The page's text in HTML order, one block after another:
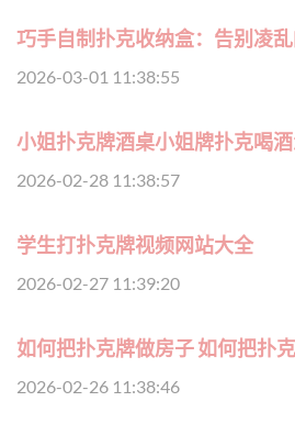
巧手自制扑克收纳盒：告别凌
2026-03-01 11:38:55
小姐扑克牌酒桌小姐牌扑克喝
2026-02-28 11:38:57
学生打扑克牌视频网站大全
2026-02-27 11:39:20
如何把扑克牌做房子 如何把扑
2026-02-26 11:38:46